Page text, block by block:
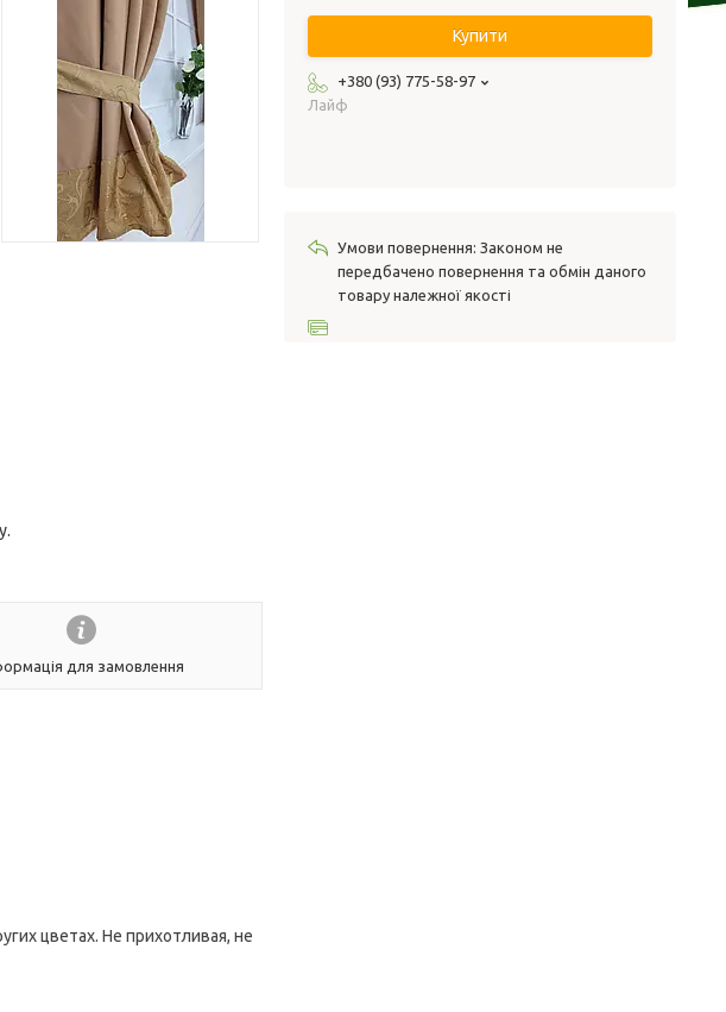
для замовлення
цветах. Не прихотливая, не
Купити
+380 (93) 775-58-97
Лайф
Законом не
передбачено повернення та обмін даного
товару належної якості